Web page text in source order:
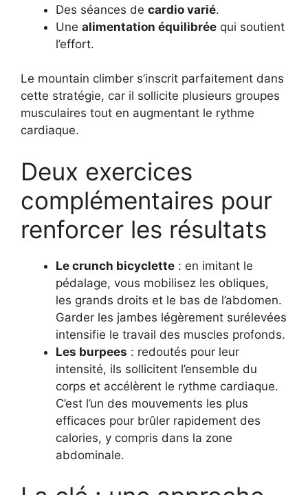
Des séances de cardio varié.
Une alimentation équilibrée qui soutient
l’effort.
Le mountain climber s’inscrit parfaitement dans
cette stratégie, car il sollicite plusieurs groupes
musculaires tout en augmentant le rythme
cardiaque.
Deux exercices
complémentaires pour
renforcer les résultats
Le crunch bicyclette : en imitant le
pédalage, vous mobilisez les obliques,
les grands droits et le bas de l’abdomen.
Garder les jambes légèrement surélevées
intensifie le travail des muscles profonds.
Les burpees : redoutés pour leur
intensité, ils sollicitent l’ensemble du
corps et accélèrent le rythme cardiaque.
C’est l’un des mouvements les plus
efficaces pour brûler rapidement des
calories, y compris dans la zone
abdominale.